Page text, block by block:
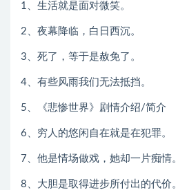
1、生活就是面对微笑。
2、夜幕降临，白日西沉。
3、死了，等于是赦免了。
4、有些风雨我们无法抵挡。
5、《悲惨世界》剧情介绍/简介
6、穷人的悠闲自在就是在犯罪。
7、他是情场做戏，她却一片痴情。
8、大胆是取得进步所付出的代价。